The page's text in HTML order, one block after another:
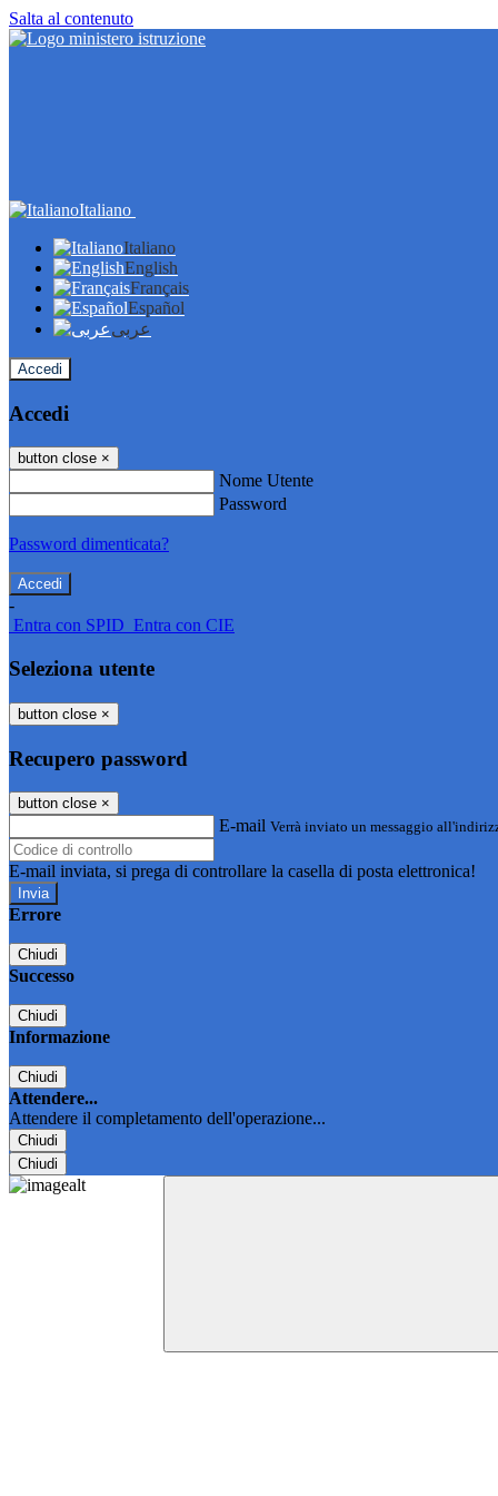
Salta al contenuto
Italiano
Italiano
English
Français
Español
عربى
Accedi
Accedi
button close ×
Nome Utente
Password
Password dimenticata?
-
Entra con SPID Entra con CIE
Seleziona utente
button close ×
Recupero password
button close ×
E-mail Verrà inviato un messaggio
E-mail inviata, si prega di controllare la casella di posta elettronica!
Errore
Chiudi
Successo
Chiudi
Informazione
Chiudi
Attendere...
Attendere il completamento dell'operazione...
Chiudi
Chiudi